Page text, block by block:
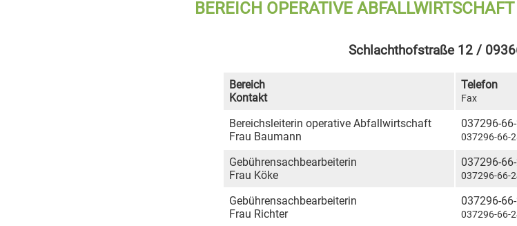
BEREICH OPERATIVE
Schlachthofstraße 12 /
Bereich
Kontakt
Telefon
Fax
Bereichsleiterin operative Abfallwirtschaft
Frau Baumann
037296-
037296-66-
Gebührensachbearbeiterin
Frau Köke
037296-
037296-66-
Gebührensachbearbeiterin
Frau Richter
037296-
037296-66-